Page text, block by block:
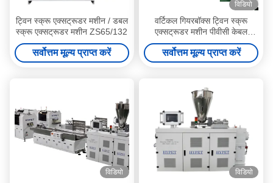
ट्विन स्क्रू एक्सट्रूडर मशीन / डबल
स्क्रू एक्सट्रूडर मशीन ZS65/132
सर्वोत्तम मूल्य प्राप्त करें
विडियो
वर्टिकल गियरबॉक्स ट्विन स्क्रू
एक्सट्रूडर मशीन पीवीसी केबल
पीवीसी प्रोफाइल बनाने की मशीन
सर्वोत्तम मूल्य प्राप्त करें
विडियो विडियो